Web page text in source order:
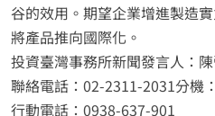
谷的效用。期望企業增進製造
將產品推向國際化。
投資臺灣事務所新聞發言人：
聯絡電話：02-2311-2031分機
行動電話：0938-637-901